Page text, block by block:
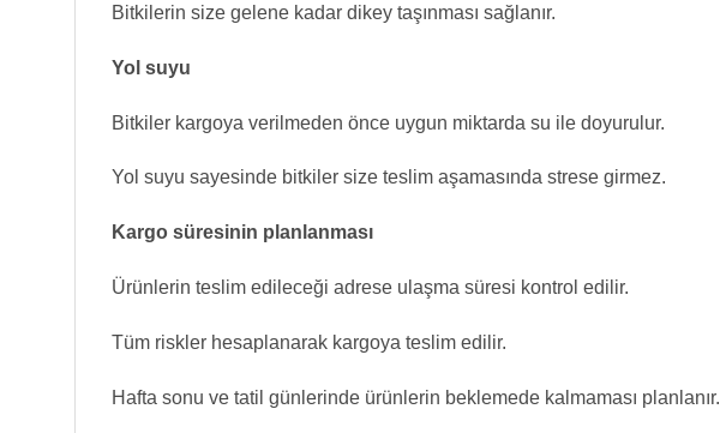
Bitkilerin size gelene kadar dikey taşınması sağlanır.
Yol suyu
Bitkiler kargoya verilmeden önce uygun miktarda su ile doyurulur.
Yol suyu sayesinde bitkiler size teslim aşamasında strese girmez.
Kargo süresinin planlanması
Ürünlerin teslim edileceği adrese ulaşma süresi kontrol edilir.
Tüm riskler hesaplanarak kargoya teslim edilir.
Hafta sonu ve tatil günlerinde ürünlerin beklemede kalmaması planlanır.